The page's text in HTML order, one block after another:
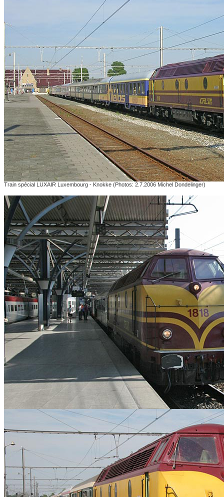
Train spécial LUXAIR Luxembourg - Knokke (Photos: 2.7.2006 Michel Dondelinger)